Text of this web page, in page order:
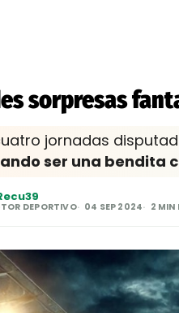
sorpresas
jornadas
ser una bendita
DEPORTIVO 04 SEP 2024 2 MIN